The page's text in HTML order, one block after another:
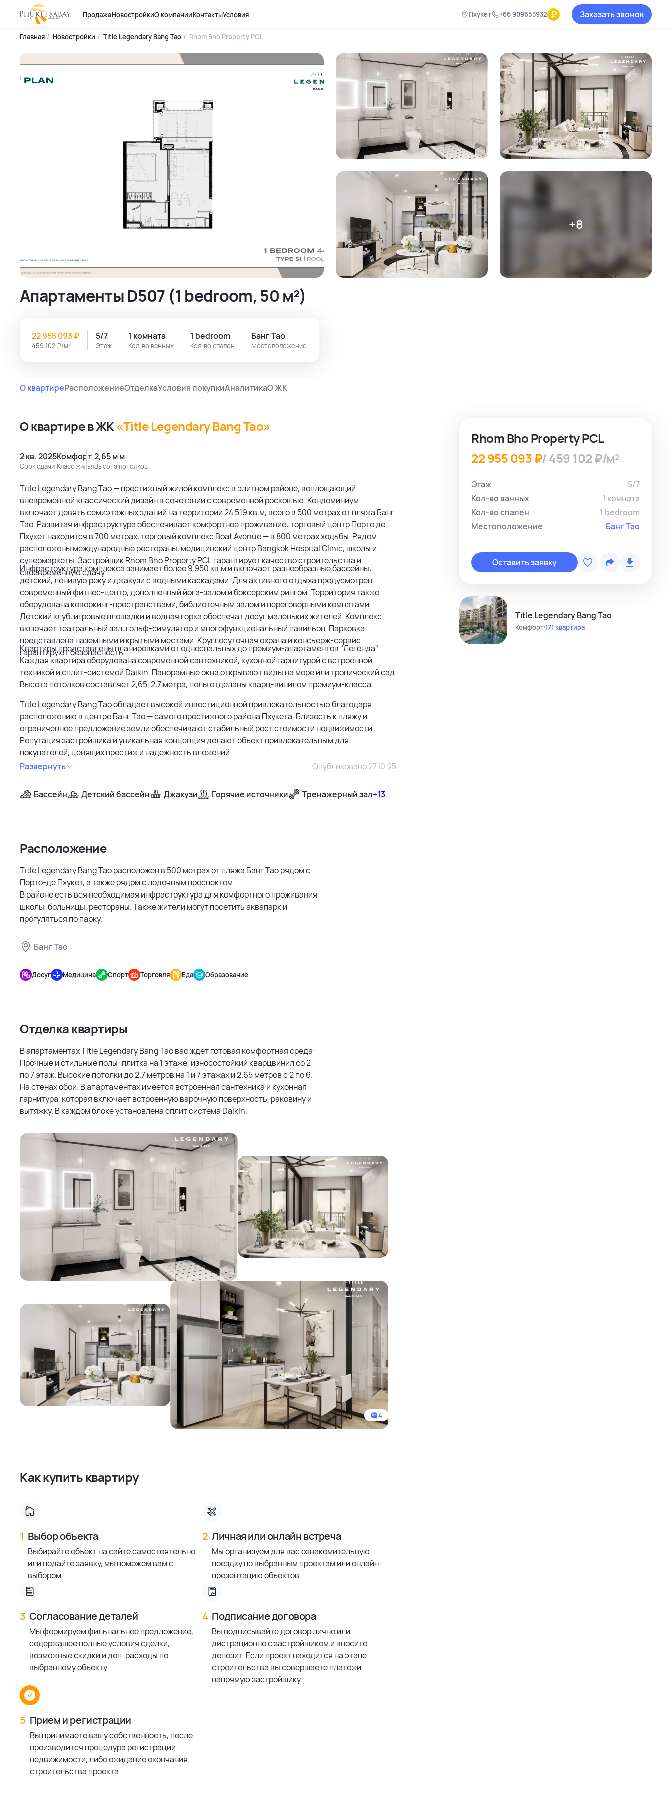
ПродажаНовостройкиО компанииКонтактыУсловия Пхукет +66 909653932 ₽ Заказать звонок
Главная Новостройки Title Legendary Bang Tao Rhom Bho Property PCL
+8
Апартаменты D507 (1 bedroom, 50 м²)
459 102 ₽/м²
22 955 093 ₽
Этаж
5/7
Кол-во ванных
1 комната
Кол-во спален
1 bedroom
Местоположение
Банг Тао
О квартиреРасположениеОтделкаУсловия покупкиАналитикаО ЖК
О квартире в ЖК «Title Legendary Bang Tao»
2 кв. 2025
Срок сдачи
Комфорт
Класс жилья
2,65 м м
Высота потолков
Title Legendary Bang Tao — престижный жилой комплекс в элитном районе, воплощающий
вневременной классический дизайн в сочетании с современной роскошью. Кондоминиум
включает девять семиэтажных зданий на территории 24 519 кв.м, всего в 500 метрах от пляжа Банг
Тао. Развитая инфраструктура обеспечивает комфортное проживание: торговый центр Порто де
Пхукет находится в 700 метрах, торговый комплекс Boat Avenue — в 800 метрах ходьбы. Рядом
расположены международные рестораны, медицинский центр Bangkok Hospital Clinic, школы и
супермаркеты. Застройщик Rhom Bho Property PCL гарантирует качество строительства и
своевременную сдачу.
Инфраструктура комплекса занимает более 9 950 кв.м и включает разнообразные бассейны:
детский, ленивую реку и джакузи с водными каскадами. Для активного отдыха предусмотрен
современный фитнес-центр, дополненный йога-залом и боксерским рингом. Территория также
оборудована коворкинг-пространствами, библиотечным залом и переговорными комнатами.
Детский клуб, игровые площадки и водная горка обеспечат досуг маленьких жителей. Комплекс
включает театральный зал, гольф-симулятор и многофункциональный павильон. Парковка
представлена наземными и крытыми местами. Круглосуточная охрана и консьерж-сервис
гарантируют безопасность.
Квартиры представлены планировками от односпальных до премиум-апартаментов "Легенда".
Каждая квартира оборудована современной сантехникой, кухонной гарнитурой с встроенной
техникой и сплит-системой Daikin. Панорамные окна открывают виды на море или тропический сад.
Высота потолков составляет 2,65-2,7 метра, полы отделаны кварц-винилом премиум-класса.
Title Legendary Bang Tao обладает высокой инвестиционной привлекательностью благодаря
расположению в центре Банг Тао — самого престижного района Пхукета. Близость к пляжу и
ограниченное предложение земли обеспечивают стабильный рост стоимости недвижимости.
Репутация застройщика и уникальная концепция делают объект привлекательным для
покупателей, ценящих престиж и надежность вложений.
Развернуть
Опубликовано 27.10.25
Бассейн Детский бассейн Джакузи Горячие источники Тренажерный зал+13
Расположение
Title Legendary Bang Tao расположен в 500 метрах от пляжа Банг Тао рядом с
Порто-де Пхукет, а также рядрм с лодочным проспектом.
В районе есть вся необходимая инфраструктура для комфортного проживания:
школы, больницы, рестораны. Также жители могут посетить аквапарк и
прогуляться по парку.
Банг Тао
Legendary
Bang Tao
1500 м
Досуг Медицина Спорт Торговля Еда Образование
Отделка квартиры
В апартаментах Title Legendary Bang Tao вас ждет готовая комфортная среда:
Прочные и стильные полы: плитка на 1 этаже, износостойкий кварцвинил со 2
по 7 этаж. Высокие потолки до 2.7 метров на 1 и 7 этажах и 2.65 метров с 2 по 6.
На стенах обои. В апартаментах имеется встроенная сантехника и кухонная
гарнитура, которая включает встроенную варочную поверхность, раковину и
вытяжку. В каждом блоке установлена сплит система Daikin.
4
Как купить квартиру
1 Выбор объекта
Выбирайте объект на сайте самостоятельно
или подайте заявку, мы поможем вам с
выбором
2 Личная или онлайн встреча
Мы организуем для вас ознакомительную
поездку по выбранным проектам или онлайн
презентацию объектов
3 Согласование деталей
Мы формируем фильнальное предложение,
содержащее полные условия сделки,
возможные скидки и доп. расходы по
выбранному объекту
4 Подписание договора
Вы подписывайте договор лично или
дистрационно с застройщиком и вносите
депозит. Если проект находится на этапе
строительства вы совершаете платежи
напрямую застройщику
5 Прием и регистрации
Вы принимаете вашу собственность, после
производится процедура регистрации
недвижимости, либо ожидание окончания
строительства проекта
Rhom Bho Property PCL
22 955 093 ₽/ 459 102 ₽/м²
Этаж
5/7
Кол-во ванных
1 комната
Кол-во спален
1 bedroom
Местоположение
Банг Тао
Оставить заявку
Копировать
WhatsApp-
Title Legendary Bang Tao
Комфорт171 квартира